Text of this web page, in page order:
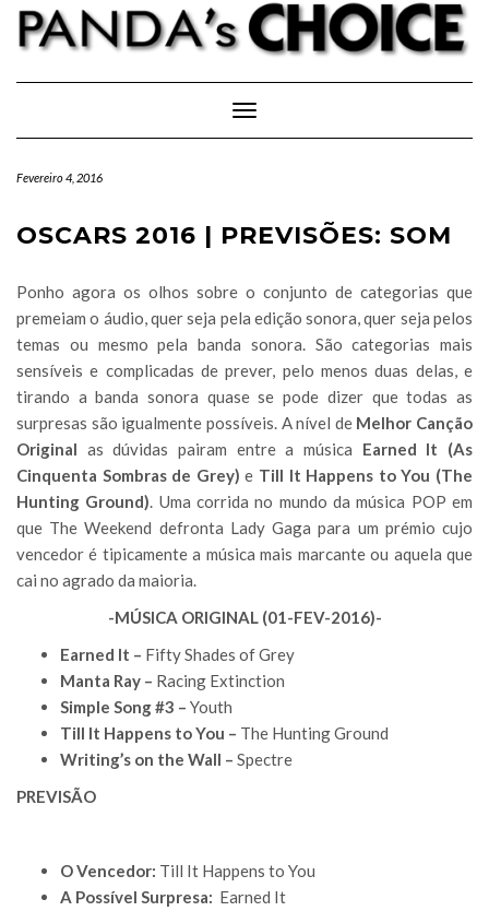
Skip
content
Toggle Navigation
Fevereiro 4, 2016
OSCARS 2016 | PREVISÕES: SOM
Ponho agora os olhos sobre o conjunto de categorias que
premeiam o áudio, quer seja pela edição sonora, quer seja pelos
temas ou mesmo pela banda sonora. São categorias mais
sensíveis e complicadas de prever, pelo menos duas delas, e
tirando a banda sonora quase se pode dizer que todas as
surpresas são igualmente possíveis. A nível de Melhor Canção
Original as dúvidas pairam entre a música Earned It (As
Cinquenta Sombras de Grey)e Till It Happens to You (The
Hunting Ground). Uma corrida no mundo da música POP em
que The Weekend defronta Lady Gaga para um prémio cujo
vencedor é tipicamente a música mais marcante ou aquela que
cai no agrado da maioria.
-MÚSICA ORIGINAL (01-FEV-2016)-
Earned It – Fifty Shades of Grey
Manta Ray – Racing Extinction
Simple Song #3 – Youth
Till It Happens to You – The Hunting Ground
Writing’s on the Wall – Spectre
PREVISÃO
O Vencedor: Till It Happens to You
A Possível Surpresa: Earned It